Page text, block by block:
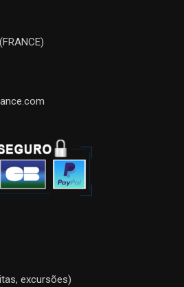
excursões)